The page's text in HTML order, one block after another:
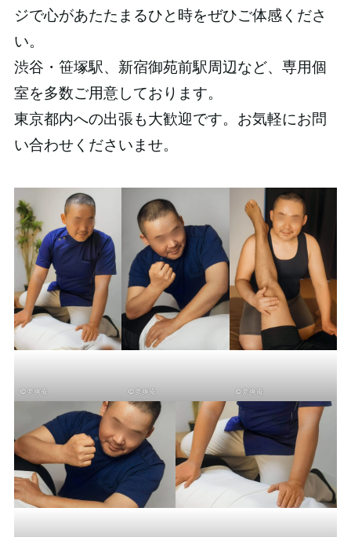
ジで心があたたまるひと時をぜひご体感くださ
い。
渋谷・笹塚駅、新宿御苑前駅周辺など、専用個
室を多数ご用意しております。
東京都内への出張も大歓迎です。お気軽にお問
い合わせくださいませ。
©夢爽庵 ©夢爽庵 ©夢爽庵